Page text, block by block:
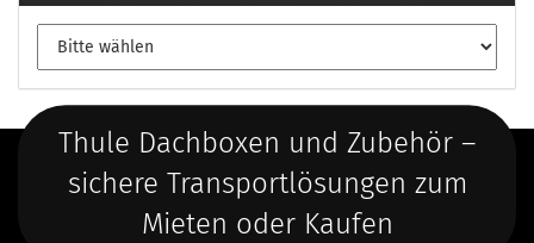
Thule Dachboxen und Zubehör –
sichere Transportlösungen zum
Mieten oder Kaufen